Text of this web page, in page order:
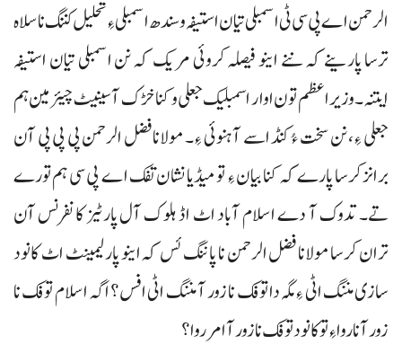
الرحمن اے پی سی ٹی اسمبلی تیان استیفہ و سندھ اسمبلی ءِ تحلیل کننگ نا سلاہ
ترسا پارینے کہ ننے اینو فیصلہ کروئی مریک کہ نن اسمبلی تیان استیفہ
ایتنہ۔ وزیراعظم تون اوار اسمبلیک جعلی و کنا خڑک آ سینیٹ چیئرمین ہم
جعلی ءِ، نن سخت ءُ کنڈ اسے آ ہنوئی ءِ۔ مولانا فضل الرحمن پی پی پی آن
برانز کرسا پارے کہ کنا بیان ءِ تو میڈیا نشان تفک اے پی سی ہم تورے
تے۔ تدوک آ دے اسلام آباد اٹ اڈ ہلوک آل پارٹیز کانفرنس آن
تران کرسا مولانا فضل الرحمن نا پاننگ ئس کہ اینو پارلیمینٹ اٹ کانود
سازی مننگ اٹی ءِ مگہ دا توفک نا زور آ مننگ اٹی افس؟ اگہ اسلام توفک نا
زور آ ناروا ءِ تو کانود توفک نا زور آ امر روا؟